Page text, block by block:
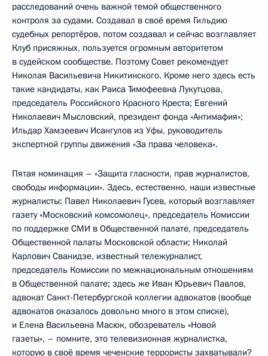
расследований очень важной темой общественного
контроля за судами. Создавал в своё время Гильдию
судебных репортёров, потом создавал и сейчас возглавляет
Клуб присяжных, пользуется огромным авторитетом
в судейском сообществе. Поэтому Совет рекомендует
Николая Васильевича Никитинского. Кроме него здесь есть
такие кандидаты, как Раиса Тимофеевна Лукутцова,
председатель Российского Красного Креста; Евгений
Николаевич Мысловский, президент фонда «Антимафия»;
Ильдар Хамзеевич Исангулов из Уфы, руководитель
экспертной группы движения «За права человека».
Пятая номинация – «Защита гласности, прав журналистов,
свободы информации». Здесь, естественно, наши известные
журналисты: Павел Николаевич Гусев, который возглавляет
газету «Московский комсомолец», председатель Комиссии
по поддержке СМИ в Общественной палате, председатель
Общественной палаты Московской области; Николай
Карлович Сванидзе, известный тележурналист,
председатель Комиссии по межнациональным отношениям
в Общественной палате; здесь же Иван Юрьевич Павлов,
адвокат Санкт-Петербургской коллегии адвокатов (вообще
адвокатов оказалось довольно много в этом списке),
и Елена Васильевна Масюк, обозреватель «Новой
газеты», – помните, это телевизионная журналистка,
которую в своё время чеченские террористы захватывали?